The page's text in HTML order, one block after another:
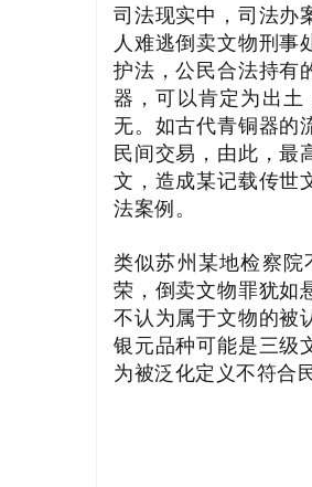
司法现实中，司法办
人难逃倒卖文物刑事
护法，公民合法持有
器，可以肯定为出
无。如古代青铜器的
民间交易，由此，最
文，造成某记载传世
法案例。
类似苏州某地检察
荣，倒卖文物罪犹如
不认为属于文物的被
银元品种可能是三级
为被泛化定义不符合